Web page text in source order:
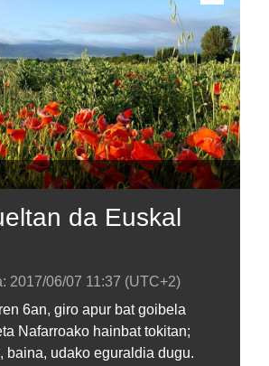
da Euskal
2017/06/07 11:37 (UTC+2)
6an, giro apur bat goibela
Nafarroako hainbat tokitan;
baina, udako eguraldia dugu.